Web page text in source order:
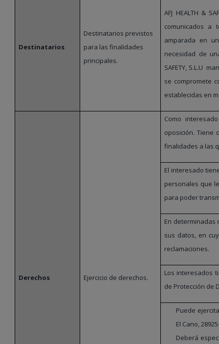
Destinatarios
Destinatarios previstos
para las finalidades
principales.
AFJ HEALTH &
comunicados a
amparada en
necesidad de
SAFETY, S.L.U
se compromete
establecidas en
Derechos Ejercicio de derechos.
Como
oposición. Tiene
finalidades a las
El interesado
personales que
para poder
En determinadas
sus datos, en
reclamaciones.
Los interesados
de Protección de
Puede
El Cano,
Deberá